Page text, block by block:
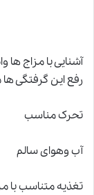
آشنایی با مزاج
رفع این گرفتگی ها
تحرک مناسب
آب وهوای سالم
تغذیه متناسب